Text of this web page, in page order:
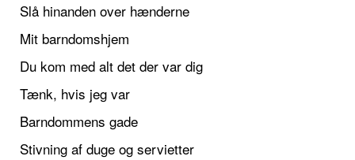
Slå hinanden over hænderne
Mit barndomshjem
Du kom med alt det der var dig
Tænk, hvis jeg var
Barndommens gade
Stivning af duge og servietter